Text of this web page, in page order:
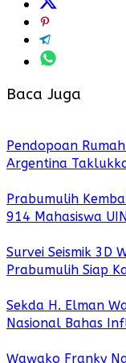
Baca Juga
Pendopoan
Argentina
Prabumulih
914 Mahasiswa
Survei Seismik 3D
Prabumulih Siap
Sekda H. Elman
Nasional Bahas
Wawako Franky